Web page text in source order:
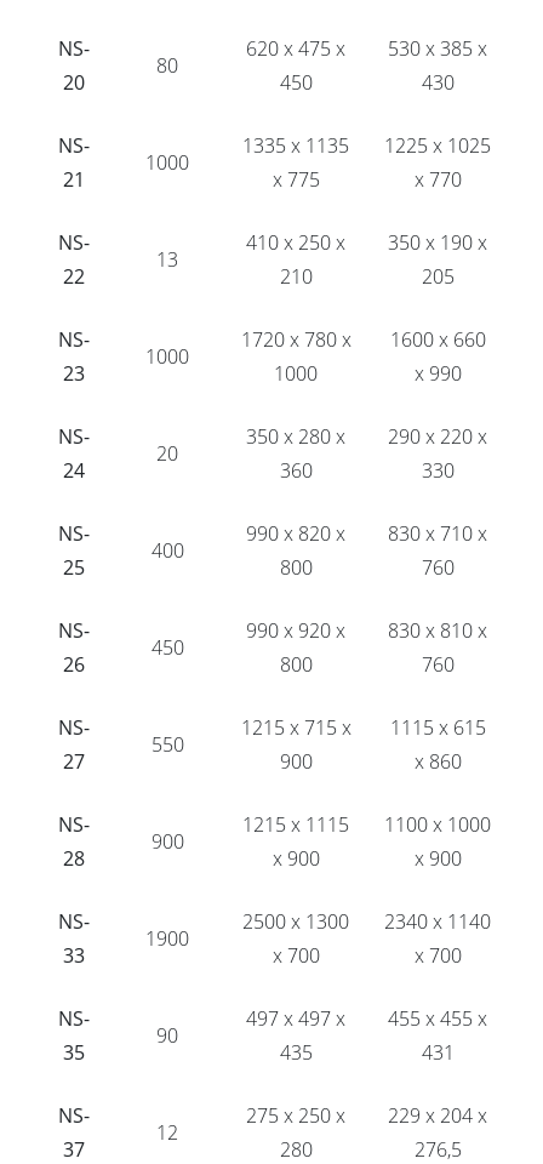
NS-
20
80
620 x 475 x
450
530 x 385 x
430
NS-
21
1000
1335 x 1135
x 775
1225 x 1025
x 770
NS-
22
13
410 x 250 x
210
350 x 190 x
205
NS-
23
1000
1720 x 780 x
1000
1600 x 660
x 990
NS-
24
20
350 x 280 x
360
290 x 220 x
330
NS-
25
400
990 x 820 x
800
830 x 710 x
760
NS-
26
450
990 x 920 x
800
830 x 810 x
760
NS-
27
550
1215 x 715 x
900
1115 x 615
x 860
NS-
28
900
1215 x 1115
x 900
1100 x 1000
x 900
NS-
33
1900
2500 x 1300
x 700
2340 x 1140
x 700
NS-
35
90
497 x 497 x
435
455 x 455 x
431
NS-
37
12
275 x 250 x
280
229 x 204 x
276,5